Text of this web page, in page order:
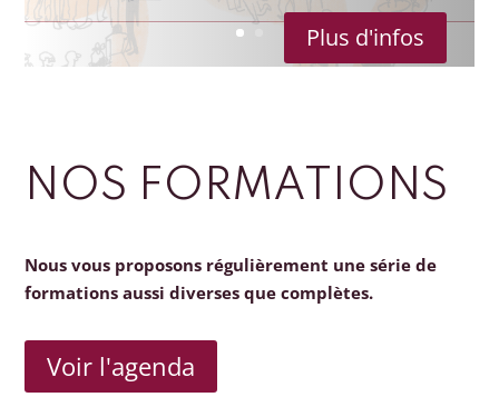
Plus d'infos
NOS FORMATIONS
Nous vous proposons régulièrement une série de
formations aussi diverses que complètes.
Voir l'agenda